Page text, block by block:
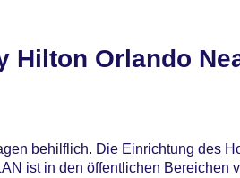
Hilton Orlando
behilflich. Die Einrichtung des
ist in den öffentlichen Bereichen